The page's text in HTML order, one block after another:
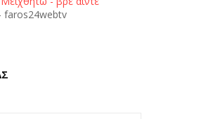
faros24webtv